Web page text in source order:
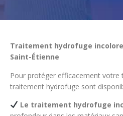
Traitement hydrofuge
Saint-Étienne
Pour protéger efficacement votre
traitement hydrofuge sont
Le traitement hydrofuge